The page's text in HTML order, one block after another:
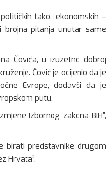
tako i ekonomskih –
brojna pitanja unutar same
Čovića, u izuzetno dobroj
Čović je ocijenio da je
Evrope, dodavši da je
putu.
Izbornog zakona BiH”,
birati predstavnike drugom
Hrvata”.